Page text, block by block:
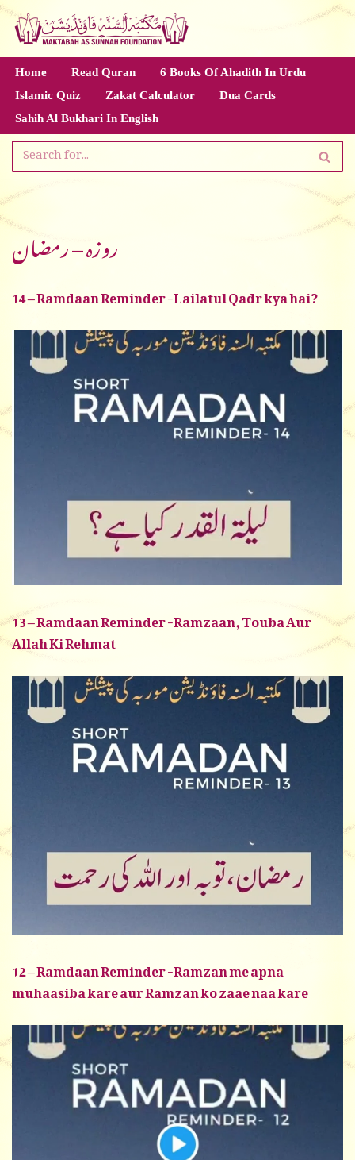
Skip
to
content
Home Read Quran
6 Books Of Ahadith In Urdu
Islamic Quiz
Zakat Calculator
Dua Cards
Sahih Al Bukhari In English
روزہ – رمضان
14 – Ramdaan Reminder -Lailatul Qadr kya hai?
13 – Ramdaan Reminder -Ramzaan, Touba Aur
Allah Ki Rehmat
12 – Ramdaan Reminder -Ramzan me apna
muhaasiba kare aur Ramzan ko zaae naa kare